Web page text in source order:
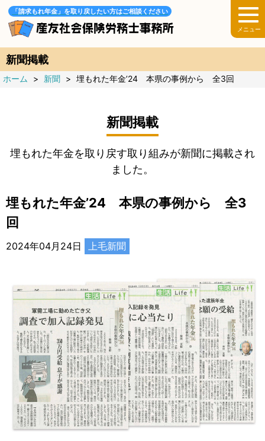
「請求もれ年金」を取り戻したい方はご相談ください
新聞掲載
ホーム > 新聞 > 埋もれた年金’24 本県の事例から 全3回
新聞掲載
埋もれた年金を取り戻す取り組みが新聞に掲載され
ました。
埋もれた年金’24 本県の事例から 全3
回
2024年04月24日 上毛新聞